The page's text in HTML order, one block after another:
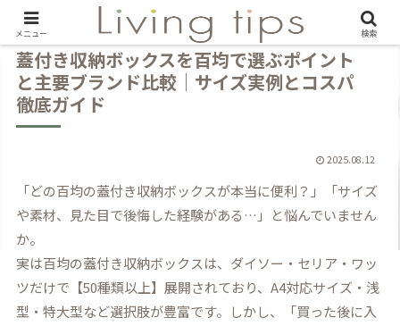
蓋付き収納ボックスを百均で選ぶポイント
と主要ブランド比較｜サイズ実例とコスパ
徹底ガイド
2025.08.12
「どの百均の蓋付き収納ボックスが本当に便利？」「サイズ
や素材、見た目で後悔した経験がある…」と悩んでいません
か。
実は百均の蓋付き収納ボックスは、ダイソー・セリア・ワッ
ツだけで【50種類以上】展開されており、A4対応サイズ・浅
型・特大型など選択肢が豊富です。しかし、「買った後に入
メニュー 検索